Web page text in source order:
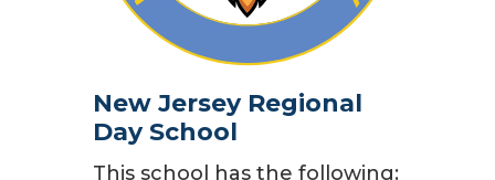
New Jersey Regional
Day School
This school has the following: